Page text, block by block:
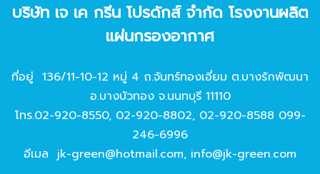
บริษัท เจ เค กรีน โปรดักส์ จํากัด โรงงานผลิต
แผ่นกรองอากาศ
ที่อยู่ 136/11-10-12 หมู่ 4 ถ.จันทร์ทองเอี่ยม ต.บางรักพัฒนา
อ.บางบัวทอง จ.นนทบุรี 11110
โทร.02-920-8550, 02-920-8802, 02-920-8588 099-
246-6996
อีเมล jk-green@hotmail.com, info@jk-green.com